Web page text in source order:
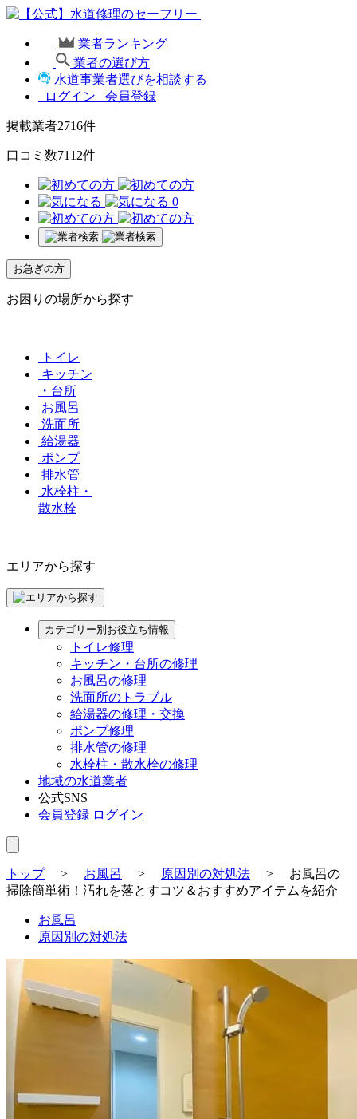
業者ランキング
業者の選び方
水道事業者選びを相談する
ログイン
会員登録
掲載業者2716件
口コミ数7112件
0
お急ぎの方
お困りの場所から探す
トイレ
キッチン
・台所
お風呂
洗面所
給湯器
ポンプ
排水管
水栓柱・
散水栓
エリアから探す
カテゴリー別お役立ち情報
トイレ修理
キッチン・台所の修理
お風呂の修理
洗面所のトラブル
給湯器の修理・交換
ポンプ修理
排水管の修理
水栓柱・散水栓の修理
地域の水道業者
公式SNS
会員登録 ログイン
トップ> お風呂 > 原因別の対処法 > お風呂の
掃除簡単術！汚れを落とすコツ＆おすすめアイテムを紹介
お風呂
原因別の対処法